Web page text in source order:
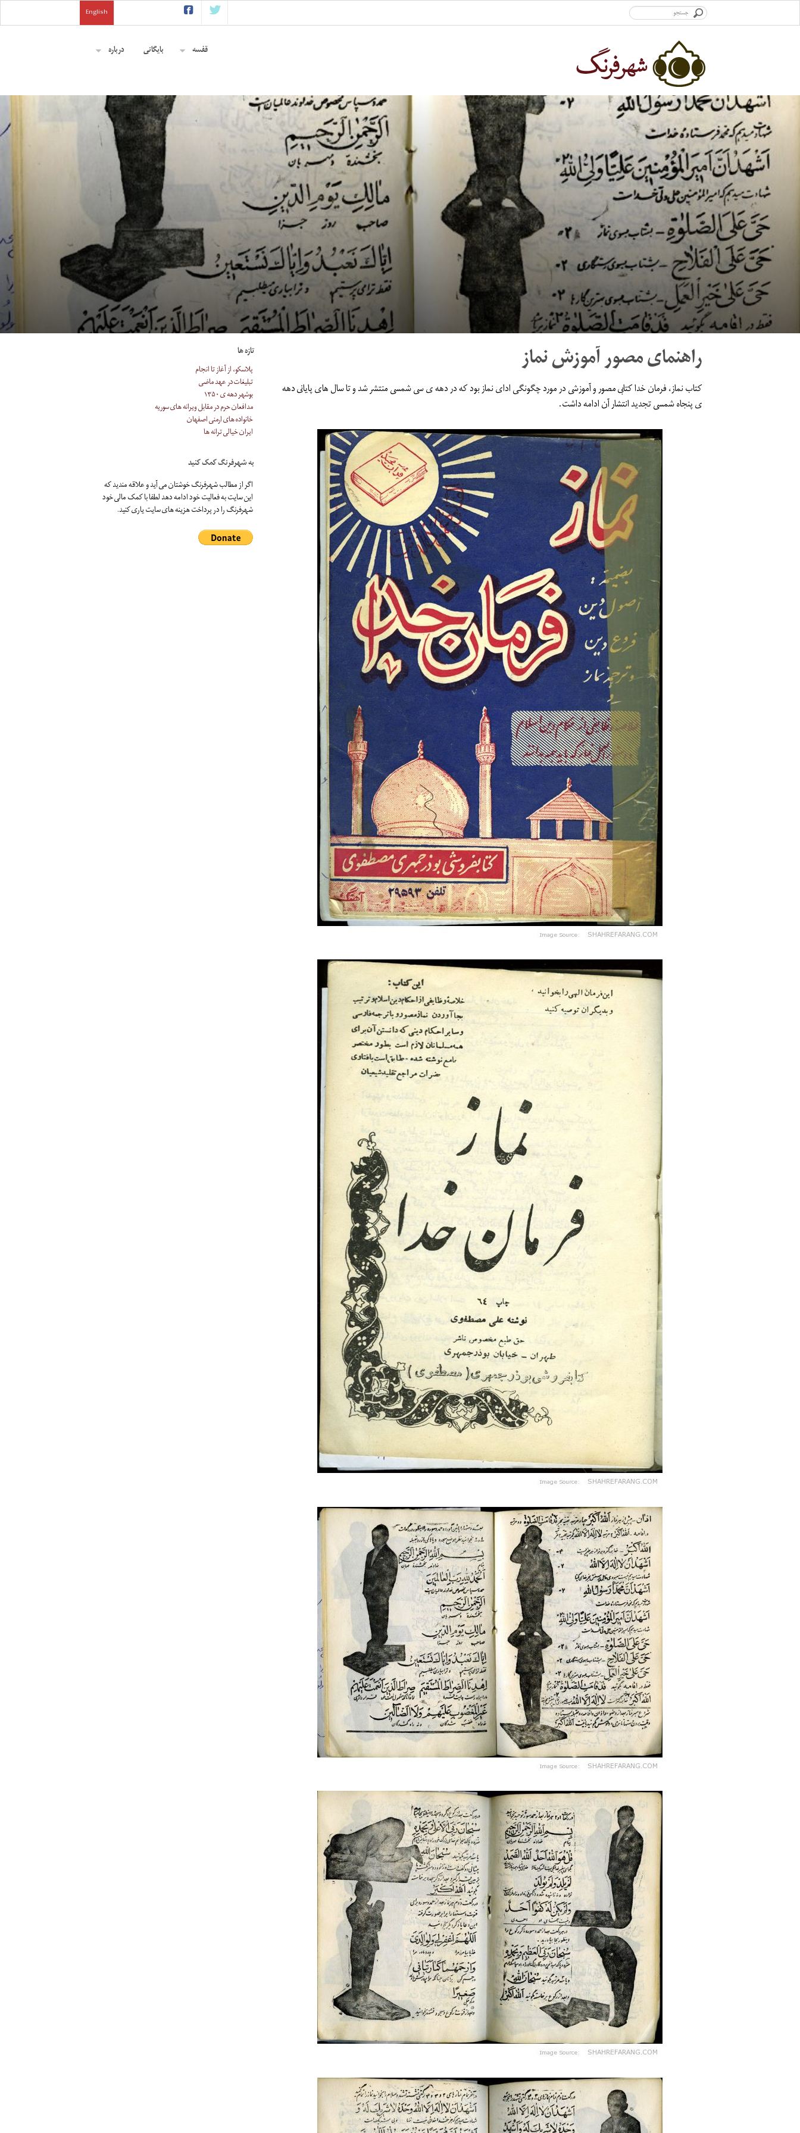
English
قفسه بایگانی درباره
راهنمای مصور آموزش نماز
کتاب نماز، فرمان خدا کتابى مصور و آموزشى در مورد چگونگى اداى نماز بود که در دهه ى سى شمسى منتشر شد و تا سال هاى پایانى دهه
ى پنجاه شمسى تجدید انتشار آن ادامه داشت.
تازه ها
پلاسکو، از آغاز تا انجام
تبلیغات در عهد ماضی
بوشهر دهه ی ۱۳۵۰
مدافعان حرم در مقابل ویرانه های سوریه
خانواده های ارمنی اصفهان
ایران خیالی ترانه ها
به شهرفرنگ کمک کنید
اگر از مطالب شهرفرنگ خوشتان می آید و علاقه مندید که
این سایت به فعالیت خود ادامه دهد لطفا با کمک مالی خود
شهرفرنگ را در پرداخت هزینه های سایت یاری کنید.